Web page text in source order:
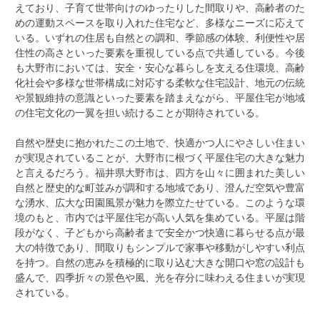
えており、子育て世帯向けのゆったりした間取りや、高齢者のた
めの運動スペースを取り入れた住宅など、多様なニーズに応えて
いる。いずれの住居も自然との調和、季節感の体験、利便性や居
住性の高さといった要素を重視している点で共通している。今後
も大野市においては、安全・安心な暮らしを支える住環境、高齢
化社会や多様な世帯構成に対応する柔軟な住宅設計、地元の伝統
や景観維持の意識といった要素を踏まえながら、平屋住宅が地域
の住宅文化の一翼を担い続けることが期待されている。
自然や歴史に抱かれたこの土地で、快適かつ人にやさしい住まい
が実現されていることが、大野市に根づく平屋住宅の大きな魅力
と言えるだろう。福井県大野市は、四方を山々に囲まれた美しい
自然と歴史的な町並みが調和する地域であり、澄んだ空気や豊富
な湧水、広大な田園風景が魅力を際立たせている。このような環
境のもと、市内では平屋住宅が高い人気を集めている。平屋は階
段がなく、子どもから高齢者まで安全かつ快適に暮らせる点が最
大の特徴であり、間取りもシンプルで家事や移動がしやすい利点
を持つ。自然の恵みを積極的に取り込む大きな開口や窓の設計も
盛んで、四季折々の景色や風、光を存分に味わえる住まいが実現
されている。